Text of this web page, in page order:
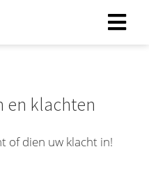
en klachten
of dien uw klacht in!